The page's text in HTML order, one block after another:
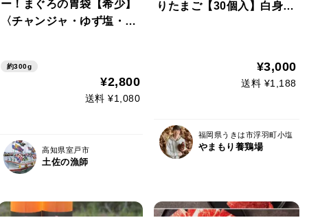
ー！まぐろの胃袋【希少】
〈チャンジャ・ゆず塩・ゆ
フト】
約300g
¥2,800
送料 ¥1,080
高知県室戸市
土佐の漁師
りたまご【30個入】白身の
¥3,000
送料 ¥1,188
福岡県うきは市浮羽町小塩
やまもり養鶏場